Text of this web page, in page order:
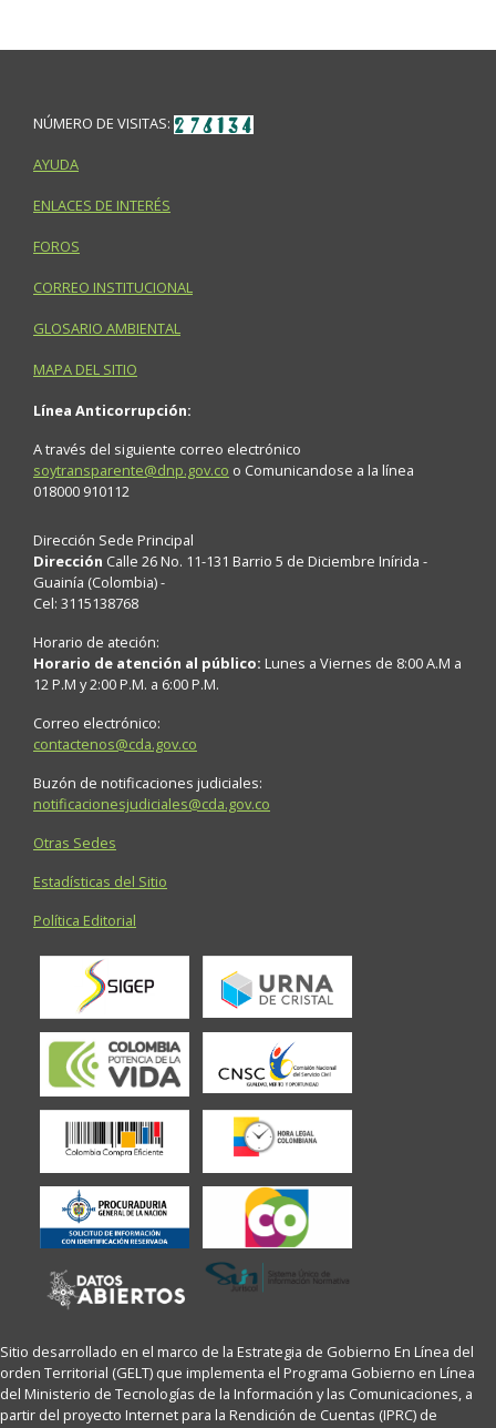
NÚMERO DE VISITAS:
AYUDA
ENLACES DE INTERÉS
FOROS
CORREO INSTITUCIONAL
GLOSARIO AMBIENTAL
MAPA DEL SITIO
Línea Anticorrupción:
A través del siguiente correo electrónico
soytransparente@dnp.gov.co o Comunicandose a la línea
018000 910112
Dirección Sede Principal
Dirección Calle 26 No. 11-131 Barrio 5 de Diciembre Inírida -
Guainía (Colombia) -
Cel: 3115138768
Horario de ateción:
Horario de atención al público: Lunes a Viernes de 8:00 A.M a
12 P.M y 2:00 P.M. a 6:00 P.M.
Correo electrónico:
contactenos@cda.gov.co
Buzón de notificaciones judiciales:
notificacionesjudiciales@cda.gov.co
Otras Sedes
Estadísticas del Sitio
Política Editorial
Sitio desarrollado en el marco de la Estrategia de Gobierno En Línea del
orden Territorial (GELT) que implementa el Programa Gobierno en Línea
del Ministerio de Tecnologías de la Información y las Comunicaciones, a
partir del proyecto Internet para la Rendición de Cuentas (IPRC) de